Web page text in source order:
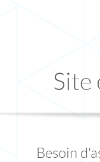
Site
Besoin